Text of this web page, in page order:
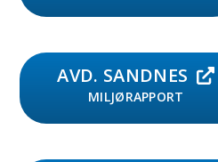
AVD. SANDNES
MILJØRAPPORT